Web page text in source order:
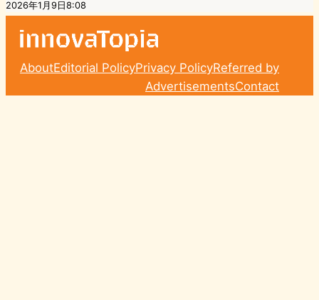
2026年1月9日8:08
AboutEditorial PolicyPrivacy PolicyReferred by
AdvertisementsContact